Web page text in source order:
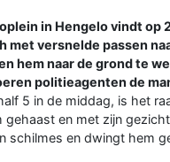
in Hengelo vindt
met versnelde passen
hem naar de grond te
politieagenten de
5 in de middag, is het
en met zijn
schilmes en dwingt hem